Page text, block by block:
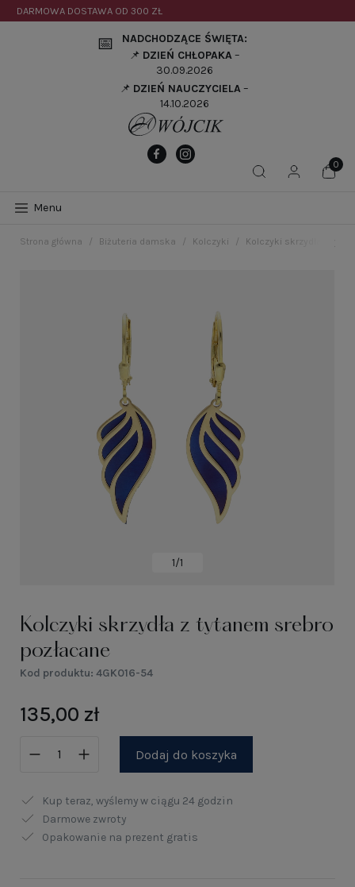
DARMOWA DOSTAWA OD 300 ZŁ
📅
NADCHODZĄCE ŚWIĘTA:
📌 DZIEŃ CHŁOPAKA–
30.09.2026
📌 DZIEŃ NAUCZYCIELA–
14.10.2026
Menu
Strona główna Biżuteria damska Kolczyki Kolczyki skrzydła z
1/1
Kolczyki skrzydła z tytanem srebro
pozłacane
Kod produktu: 4GK016-54
135,00 zł
Dodaj do koszyka
Kup teraz, wyślemy w ciągu 24 godzin
Darmowe zwroty
Opakowanie na prezent gratis